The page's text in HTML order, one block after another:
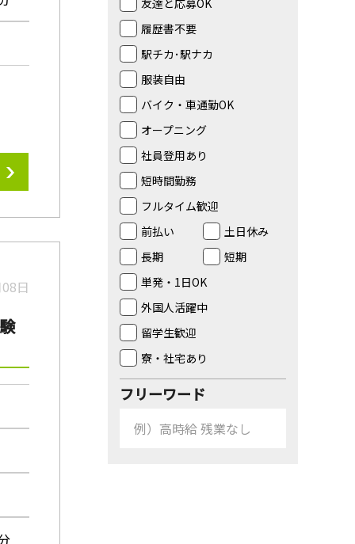
日
履歴書不要
駅チカ･駅ナカ
服装自由
バイク・車通勤OK
オープニング
社員登用あり
短時間勤務
フルタイム歓迎
前払い
土日休み
長期
短期
単発・1日OK
外国人活躍中
留学生歓迎
寮・社宅あり
フリーワード